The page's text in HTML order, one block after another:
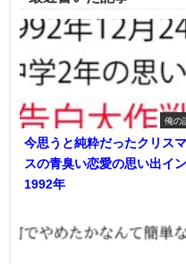
俺の
今思うと純粋だったクリスマ
スの青臭い恋愛の思い出イン
1992年